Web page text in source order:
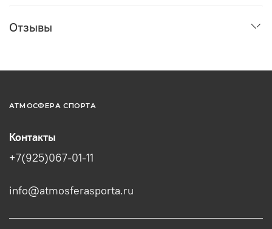
Отзывы
АТМОСФЕРА СПОРТА
Контакты
+7(925)067-01-11
info@atmosferasporta.ru